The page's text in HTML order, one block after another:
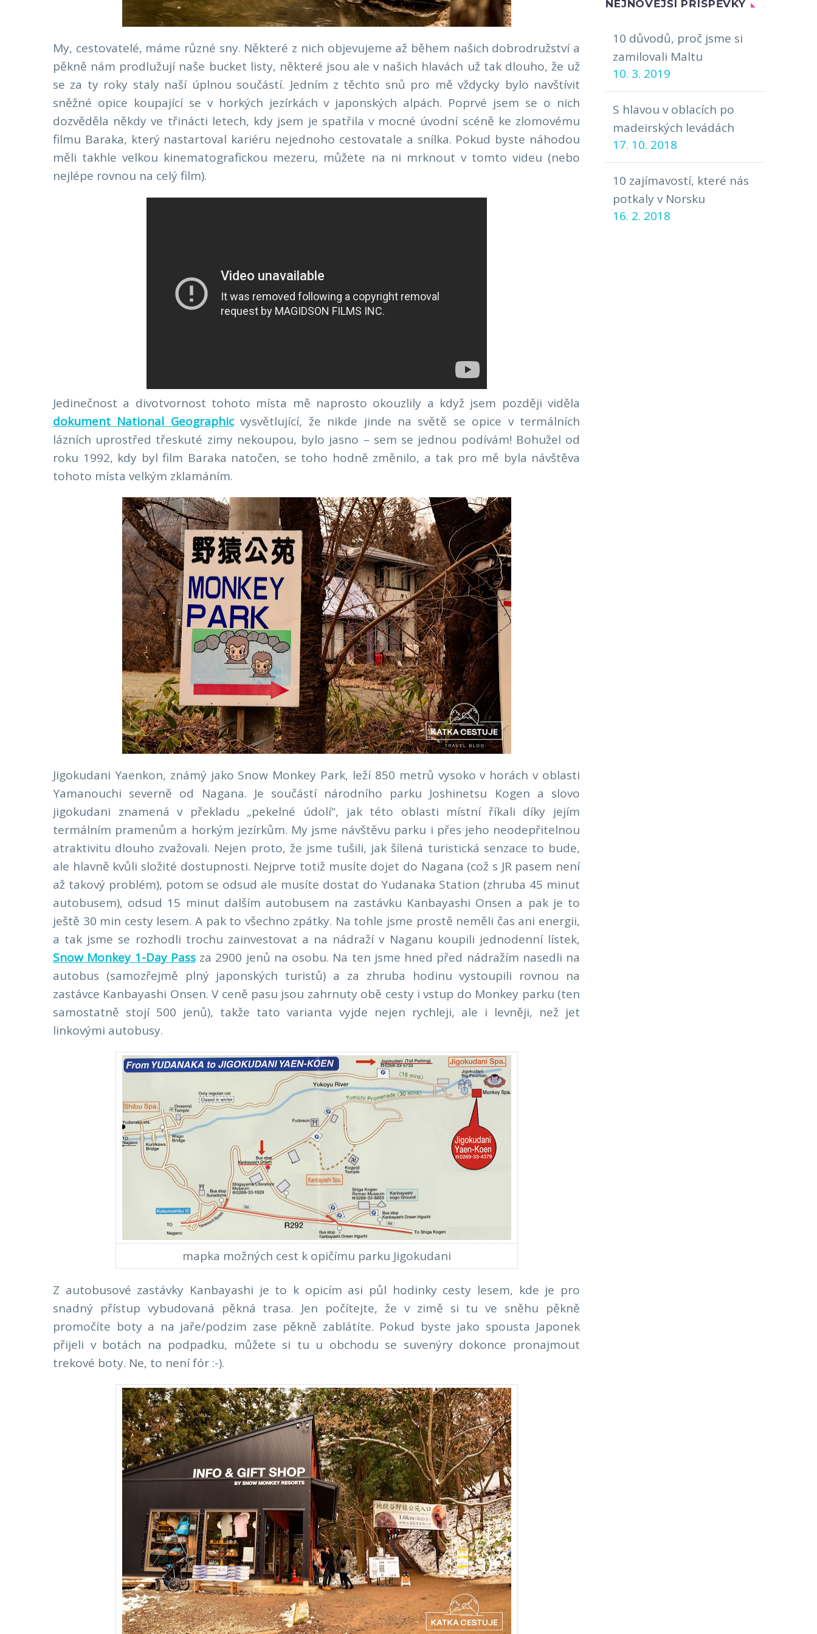
My, cestovatelé, máme různé sny. Některé z nich objevujeme až během našich dobrodružství a
pěkně nám prodlužují naše bucket listy, některé jsou ale v našich hlavách už tak dlouho, že už
se za ty roky staly naší úplnou součástí. Jedním z těchto snů pro mě vždycky bylo navštívit
sněžné opice koupající se v horkých jezírkách v japonských alpách. Poprvé jsem se o nich
dozvěděla někdy ve třinácti letech, kdy jsem je spatřila v mocné úvodní scéně ke zlomovému
filmu Baraka, který nastartoval kariéru nejednoho cestovatale a snílka. Pokud byste náhodou
měli takhle velkou kinematografickou mezeru, můžete na ni mrknout v tomto videu (nebo
nejlépe rovnou na celý film).
Jedinečnost a divotvornost tohoto místa mě naprosto okouzlily a když jsem později viděla
dokument National Geographicvysvětlující, že nikde jinde na světě se opice v termálních
lázních uprostřed třeskuté zimy nekoupou, bylo jasno – sem se jednou podívám! Bohužel od
roku 1992, kdy byl film Baraka natočen, se toho hodně změnilo, a tak pro mě byla návštěva
tohoto místa velkým zklamáním.
Jigokudani Yaenkon, známý jako Snow Monkey Park, leží 850 metrů vysoko v horách v oblasti
Yamanouchi severně od Nagana. Je součástí národního parku Joshinetsu Kogen a slovo
jigokudani znamená v překladu „pekelné údolí“, jak této oblasti místní říkali díky jejím
termálním pramenům a horkým jezírkům. My jsme návštěvu parku i přes jeho neodepřitelnou
atraktivitu dlouho zvažovali. Nejen proto, že jsme tušili, jak šílená turistická senzace to bude,
ale hlavně kvůli složité dostupnosti. Nejprve totiž musíte dojet do Nagana (což s JR pasem není
až takový problém), potom se odsud ale musíte dostat do Yudanaka Station (zhruba 45 minut
autobusem), odsud 15 minut dalším autobusem na zastávku Kanbayashi Onsen a pak je to
ještě 30 min cesty lesem. A pak to všechno zpátky. Na tohle jsme prostě neměli čas ani energii,
a tak jsme se rozhodli trochu zainvestovat a na nádraží v Naganu koupili jednodenní lístek,
Snow Monkey 1-Day Passza 2900 jenů na osobu. Na ten jsme hned před nádražím nasedli na
autobus (samozřejmě plný japonských turistů) a za zhruba hodinu vystoupili rovnou na
zastávce Kanbayashi Onsen. V ceně pasu jsou zahrnuty obě cesty i vstup do Monkey parku (ten
samostatně stojí 500 jenů), takže tato varianta vyjde nejen rychleji, ale i levněji, než jet
linkovými autobusy.
mapka možných cest k opičímu parku Jigokudani
Z autobusové zastávky Kanbayashi je to k opicím asi půl hodinky cesty lesem, kde je pro
snadný přístup vybudovaná pěkná trasa. Jen počítejte, že v zimě si tu ve sněhu pěkně
promočíte boty a na jaře/podzim zase pěkně zablátíte. Pokud byste jako spousta Japonek
přijeli v botách na podpadku, můžete si tu u obchodu se suvenýry dokonce pronajmout
trekové boty. Ne, to není fór :-).
NEJNOVĚJŠÍ PŘÍSPĚVKY
10 důvodů, proč jsme si
zamilovali Maltu
10. 3. 2019
S hlavou v oblacích po
madeirských levádách
17. 10. 2018
10 zajímavostí, které nás
potkaly v Norsku
16. 2. 2018